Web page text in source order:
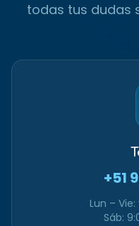
todas tus dudas
+51
Lun –
Sáb: